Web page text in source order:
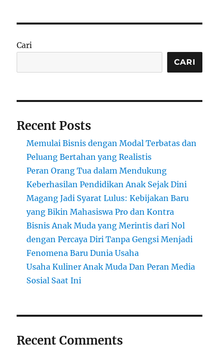
Cari
CARI
Recent Posts
Memulai Bisnis dengan Modal Terbatas dan
Peluang Bertahan yang Realistis
Peran Orang Tua dalam Mendukung
Keberhasilan Pendidikan Anak Sejak Dini
Magang Jadi Syarat Lulus: Kebijakan Baru
yang Bikin Mahasiswa Pro dan Kontra
Bisnis Anak Muda yang Merintis dari Nol
dengan Percaya Diri Tanpa Gengsi Menjadi
Fenomena Baru Dunia Usaha
Usaha Kuliner Anak Muda Dan Peran Media
Sosial Saat Ini
Recent Comments